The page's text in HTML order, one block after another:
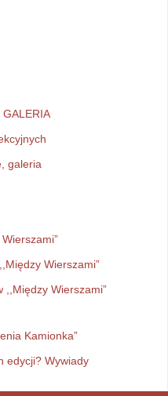
GALERIA
galeria
Wierszami”
,,Między Wierszami”
Kamionka”
edycji? Wywiady